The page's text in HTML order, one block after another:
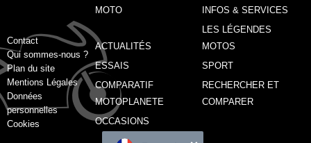
Contact
Qui sommes-nous ?
Plan du site
Mentions Légales
Données
personnelles
Cookies
MOTO
INFOS & SERVICES
ACTUALITÉS
LES LÉGENDES
MOTOS
ESSAIS
SPORT
COMPARATIF
MOTOPLANETE
RECHERCHER ET
COMPARER
OCCASIONS